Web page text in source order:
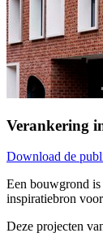
Verankering
Download de
Een bouwgrond
inspiratiebron
Deze projecten